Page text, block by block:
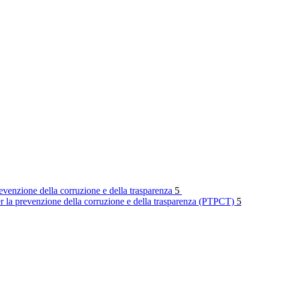
della corruzione e della trasparenza 5
la prevenzione della corruzione e della trasparenza (PTPCT) 5